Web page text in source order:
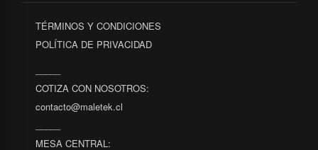
TÉRMINOS Y CONDICIONES
POLÍTICA DE PRIVACIDAD
COTIZA CON NOSOTROS:
contacto@maletek.cl
MESA CENTRAL: